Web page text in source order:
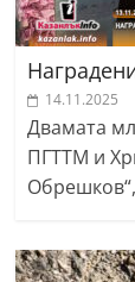
14.11.2025
Двамата
ПГТТМ и